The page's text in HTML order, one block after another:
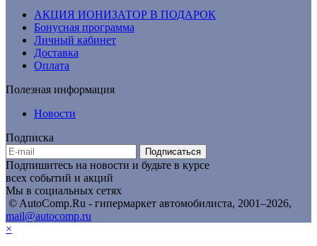
АКЦИЯ ИОНИЗАТОР В ПОДАРОК
Бонусная программа
Личный кабинет
Доставка
Оплата
Полезная информация
Новости
Подписка
Подписаться
Подпишитесь на новости и будьте в курсе
всех событий и акций
Мы в социальных сетях
© AutoComp.Ru - гипермаркет автомобилиста, 2001–2026,
mail@autocomp.ru
×